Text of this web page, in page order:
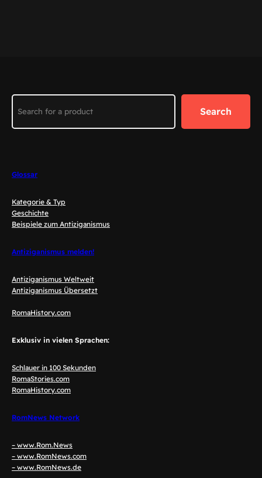
Search
Glossar
Kategorie & Typ
Geschichte
Beispiele zum Antiziganismus
Antiziganismus melden!
Antiziganismus Weltweit
Antiziganismus Übersetzt
RomaHistory.com
Exklusiv in vielen Sprachen:
Schlauer in 100 Sekunden
RomaStories.com
RomaHistory.com
RomNews Network
– www.Rom.News
– www.RomNews.com
– www.RomNews.de